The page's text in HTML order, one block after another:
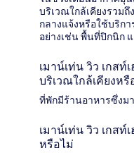
บริเวณใกล้เคียงรวม
กลางแจ้งหรือใช้บริก
อย่างเช่น พื้นที่ปิกนิก
เมาน์เท่น วิว เกส
บริเวณใกล้เคียงหรื
ที่พักมีร้านอาหารซึ่งม
เมาน์เท่น วิว เกส
หรือไม่